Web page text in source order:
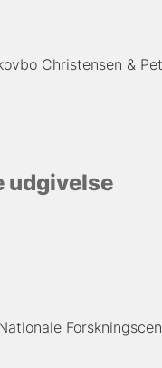
Christensen
udgivelse